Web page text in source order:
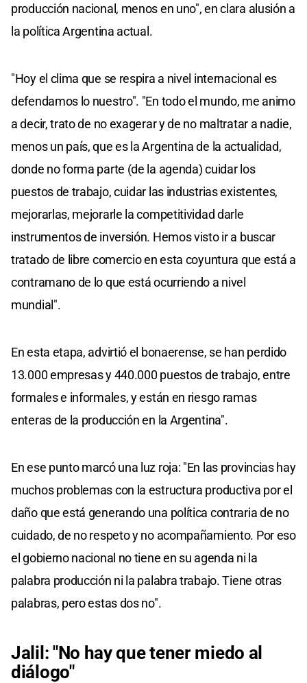
producción nacional, menos en uno", en clara alusión a
la política Argentina actual.
"Hoy el clima que se respira a nivel internacional es
defendamos lo nuestro". "En todo el mundo, me animo
a decir, trato de no exagerar y de no maltratar a nadie,
menos un país, que es la Argentina de la actualidad,
donde no forma parte (de la agenda) cuidar los
puestos de trabajo, cuidar las industrias existentes,
mejorarlas, mejorarle la competitividad darle
instrumentos de inversión. Hemos visto ir a buscar
tratado de libre comercio en esta coyuntura que está a
contramano de lo que está ocurriendo a nivel
mundial".
En esta etapa, advirtió el bonaerense, se han perdido
13.000 empresas y 440.000 puestos de trabajo, entre
formales e informales, y están en riesgo ramas
enteras de la producción en la Argentina".
En ese punto marcó una luz roja: "En las provincias hay
muchos problemas con la estructura productiva por el
daño que está generando una política contraria de no
cuidado, de no respeto y no acompañamiento. Por eso
el gobierno nacional no tiene en su agenda ni la
palabra producción ni la palabra trabajo. Tiene otras
palabras, pero estas dos no".
Jalil: "No hay que tener miedo al
diálogo"